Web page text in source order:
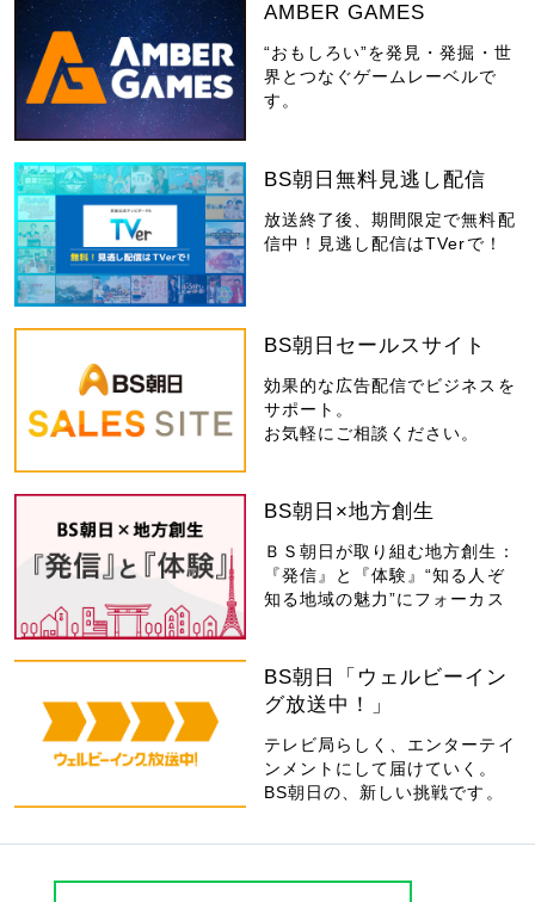
AMBER GAMES
“おもしろい”を発見・発掘・世
界とつなぐゲームレーベルで
す。
BS朝日無料見逃し配信
放送終了後、期間限定で無料配
信中！見逃し配信はTVerで！
BS朝日セールスサイト
効果的な広告配信でビジネスを
サポート。
お気軽にご相談ください。
BS朝日×地方創生
ＢＳ朝日が取り組む地方創生：
『発信』と『体験』“知る人ぞ
知る地域の魅力”にフォーカス
BS朝日「ウェルビーイン
グ放送中！」
テレビ局らしく、エンターテイ
ンメントにして届けていく。
BS朝日の、新しい挑戦です。